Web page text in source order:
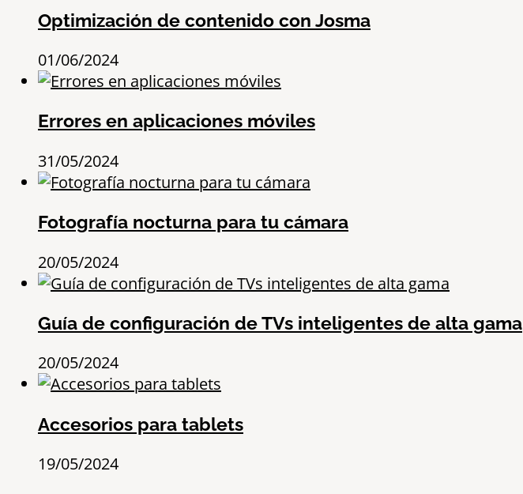
Optimización de contenido con Josma
01/06/2024
Errores en aplicaciones móviles
31/05/2024
Fotografía nocturna para tu cámara
20/05/2024
Guía de configuración de TVs inteligentes de alta gama
20/05/2024
Accesorios para tablets
19/05/2024